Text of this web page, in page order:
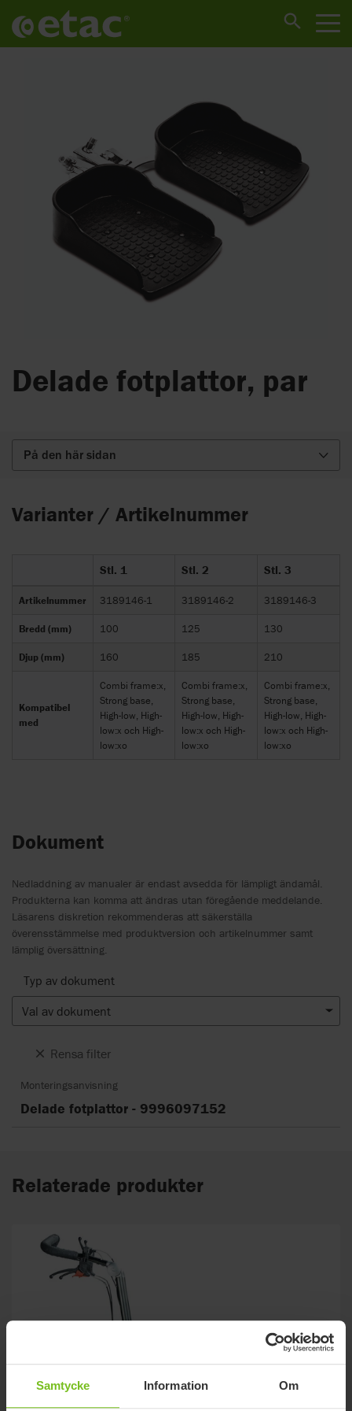
Samtycke Information Om
Delade fotplattor, par
På den här sidan
Varianter / Artikelnummer
Stl. 1 Stl. 2 Stl. 3
Artikelnummer 3189146-1 3189146-2 3189146-3
Bredd (mm) 100 125 130
Djup (mm) 160 185 210
Kompatibel
med
Combi frame:x,
Strong base,
High-low, High-
low:x och High-
low:xo
Combi frame:x,
Strong base,
High-low, High-
low:x och High-
low:xo
Combi frame:x,
Strong base,
High-low, High-
low:x och High-
low:xo
Dokument
Nedladdning av manualer är endast avsedda för lämpligt ändamål.
Produkterna kan komma att ändras utan föregående meddelande.
Läsarens diskretion rekommenderas att säkerställa
överensstämmelse med produktversion och artikelnummer samt
lämplig översättning.
Typ av dokument
Val av dokument
Rensa filter
Monteringsanvisning
Delade fotplattor - 9996097152
Relaterade produkter